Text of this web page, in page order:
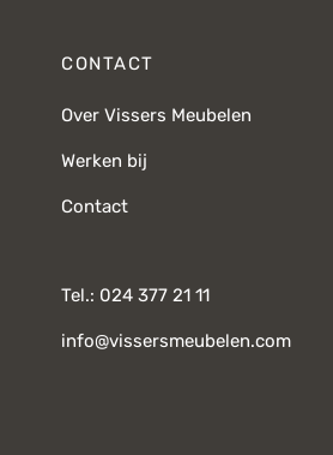
CONTACT
Over Vissers Meubelen
Werken bij
Contact
Tel.: 024 377 21 11
info@vissersmeubelen.com